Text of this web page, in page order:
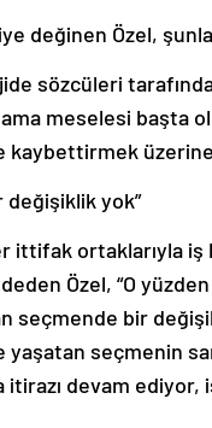
değinen Özel,
sözcüleri
meselesi başta
kaybettirmek
yok”
ittifak ortaklarıyla
Özel, “O
seçmende bir
yaşatan seçmenin
itirazı devam